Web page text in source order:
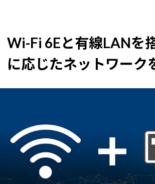
Wi-Fi 6Eと有線LANを
に応じたネットワーク